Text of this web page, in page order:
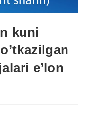
kuni
e’lon